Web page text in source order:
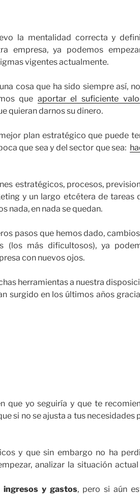
la mentalidad correcta y
empresa, ya podemos
vigentes actualmente.
cosa que ha sido siempre así,
que aportar el suficiente
quieran darnos su dinero.
plan estratégico que puede
que sea y del sector que sea:
estratégicos, procesos,
y un largo etcétera de tareas
nada, en nada se quedan.
pasos que hemos dado,
(los más dificultosos), ya
con nuevos ojos.
herramientas a nuestra
surgido en los últimos años
que yo seguiría y que te
si no se ajusta a tus necesidades
y que sin embargo no ha
analizar la situación
ingresos y gastos, pero si aún